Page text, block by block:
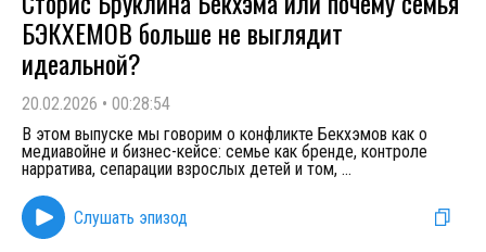
БЭКХЕМОВ больше не выглядит
идеальной?
20.02.2026 • 00:28:54
В этом выпуске мы говорим о конфликте Бекхэмов как о
медиавойне и бизнес-кейсе: семье как бренде, контроле
нарратива, сепарации взрослых детей и том, ...
Слушать эпизод